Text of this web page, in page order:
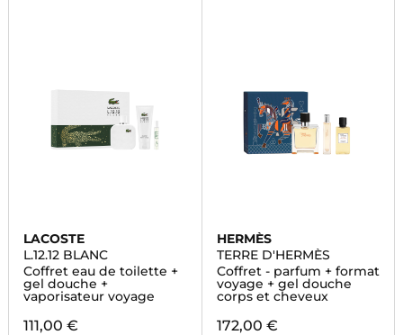
LACOSTE
L.12.12 BLANC
Coffret eau de toilette +
gel douche +
vaporisateur voyage
111,00 €
HERMÈS
TERRE D'HERMÈS
Coffret - parfum + format
voyage + gel douche
corps et cheveux
172,00 €